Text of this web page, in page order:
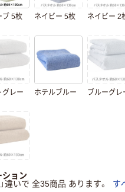
ブ 5枚 ネイビー 5枚 ネイビー 2
グレー ホテルブルー ブルーグレ
ション
」違いで 全35商品 あります。
す